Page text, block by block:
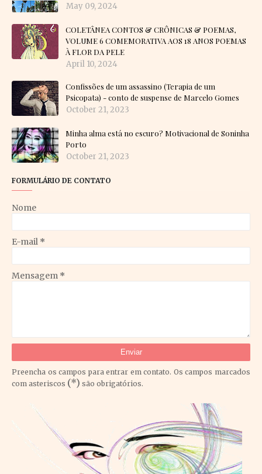
May 09, 2024
COLETÂNEA CONTOS & CRÔNICAS & POEMAS,
VOLUME 6 COMEMORATIVA AOS 18 ANOS POEMAS
À FLOR DA PELE
April 10, 2024
Confissões de um assassino (Terapia de um
Psicopata) - conto de suspense de Marcelo Gomes
October 21, 2023
Minha alma está no escuro? Motivacional de Soninha
Porto
October 21, 2023
FORMULÁRIO DE CONTATO
Nome
E-mail *
Mensagem *
Preencha os campos para entrar em contato. Os campos marcados
com asteriscos (*) são obrigatórios.